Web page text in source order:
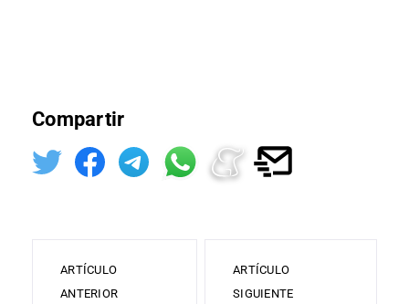
Compartir
ARTÍCULO
ANTERIOR
ARTÍCULO
SIGUIENTE